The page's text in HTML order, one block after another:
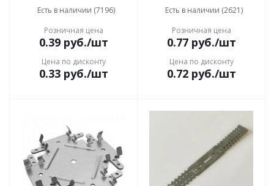
Есть в наличии (7196)
Розничная цена
0.39руб./шт
Цена по дисконту
0.33руб./шт
Есть в наличии (2621)
Розничная цена
0.77руб./шт
Цена по дисконту
0.72руб./шт